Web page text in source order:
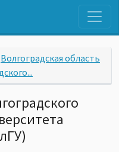
Волгоградская область